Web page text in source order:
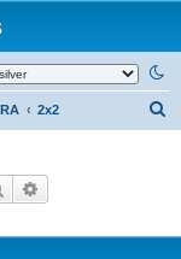
2x2
Pesquisar